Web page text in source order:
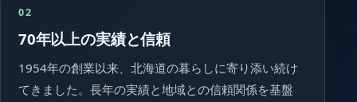
02
70年以上の実績と信頼
1954年の創業以来、北海道の暮らしに寄り添い続け
てきました。長年の実績と地域との信頼関係を基盤